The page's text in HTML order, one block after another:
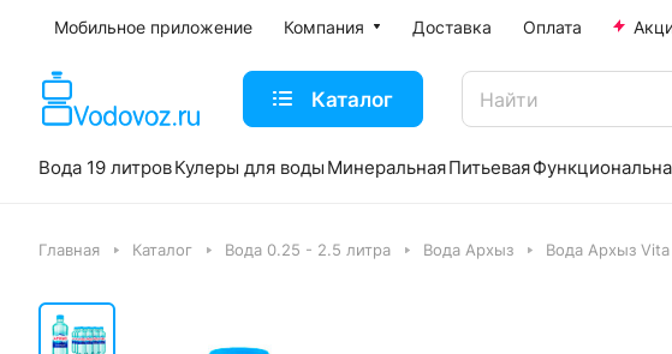
Мобильное приложение Компания Доставка Оплата
Каталог
Вода 19 литровКулеры для воды МинеральнаяПитьевая
Главная Каталог Вода 0.25 - 2.5 литра Вода Архыз Вода Архыз Vita